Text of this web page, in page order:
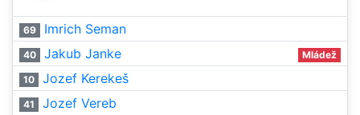
69 Imrich Seman
40 Jakub Janke Mládež
10 Jozef Kerekeš
41 Jozef Vereb